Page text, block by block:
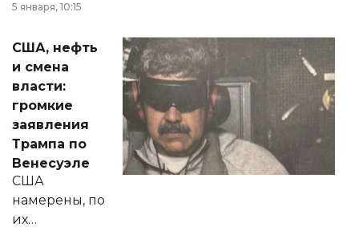
сразу несколько
актуальных тем —
от слухов о
политических
реформах до
вопросов армии,
экономики и
личного здоровья.
5 января, 10:15
США, нефть
и смена
власти:
громкие
заявления
Трампа по
Венесуэле
США
намерены, по
их